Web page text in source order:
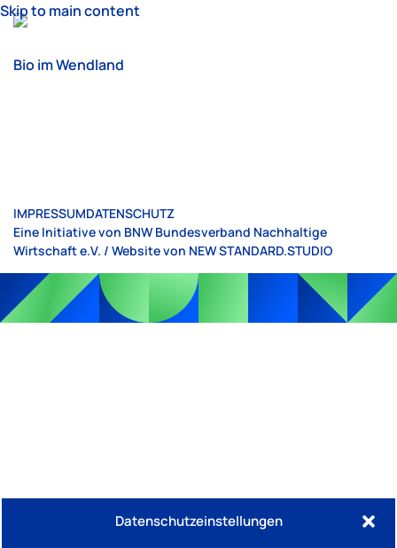
Datenschutzeinstellungen
Skip to main content
Bio im Wendland
IMPRESSUMDATENSCHUTZ
Eine Initiative von BNW Bundesverband Nachhaltige
Wirtschaft e.V. / Website von NEW STANDARD.STUDIO